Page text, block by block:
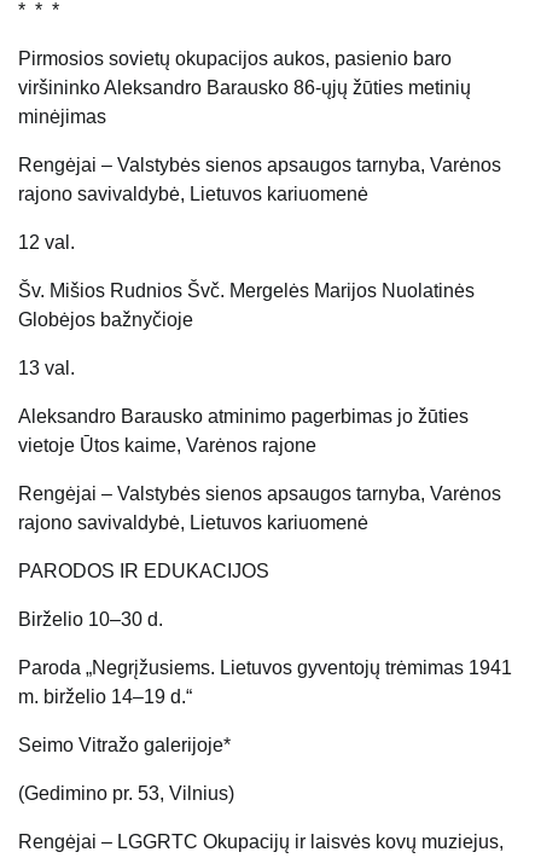
* * *
Pirmosios sovietų okupacijos aukos, pasienio baro
viršininko Aleksandro Barausko 86-ųjų žūties metinių
minėjimas
Rengėjai – Valstybės sienos apsaugos tarnyba, Varėnos
rajono savivaldybė, Lietuvos kariuomenė
12 val.
Šv. Mišios Rudnios Švč. Mergelės Marijos Nuolatinės
Globėjos bažnyčioje
13 val.
Aleksandro Barausko atminimo pagerbimas jo žūties
vietoje Ūtos kaime, Varėnos rajone
Rengėjai – Valstybės sienos apsaugos tarnyba, Varėnos
rajono savivaldybė, Lietuvos kariuomenė
PARODOS IR EDUKACIJOS
Birželio 10–30 d.
Paroda „Negrįžusiems. Lietuvos gyventojų trėmimas 1941
m. birželio 14–19 d.“
Seimo Vitražo galerijoje*
(Gedimino pr. 53, Vilnius)
Rengėjai – LGGRTC Okupacijų ir laisvės kovų muziejus,